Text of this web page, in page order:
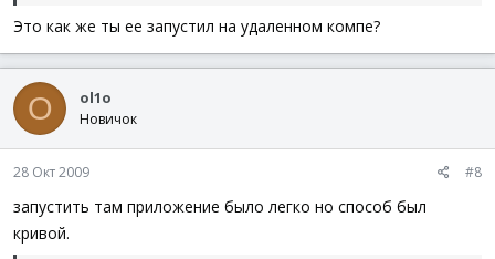
Это как же ты ее запустил на удаленном компе?
O ol1o
Новичок
28 Окт 2009 #8
запустить там приложение было легко но способ был
кривой.